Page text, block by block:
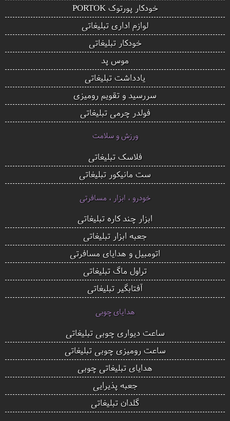
خودکار پورتوک PORTOK
لوازم اداری تبلیغاتی
خودکار تبلیغاتی
موس پد
یادداشت تبلیغاتی
سررسید و تقویم رومیزی
فولدر چرمی تبلیغاتی
ورزش و سلامت
فلاسک تبلیغاتی
ست مانیکور تبلیغاتی
خودرو ، ابزار ، مسافرتی
ابزار چند کاره تبلیغاتی
جعبه ابزار تبلیغاتی
اتومبیل و هدایای مسافرتی
تراول ماگ تبلیغاتی
آفتابگیر تبلیغاتی
هدایای چوبی
ساعت دیواری چوبی تبلیغاتی
ساعت رومیزی چوبی تبلیغاتی
هدایای تبلیغاتی چوبی
جعبه پذیرایی
گلدان تبلیغاتی